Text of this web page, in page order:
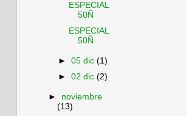
ESPECIAL
50Ñ
ESPECIAL
50Ñ
►05 dic(1)
►02 dic(2)
► noviembre
(13)